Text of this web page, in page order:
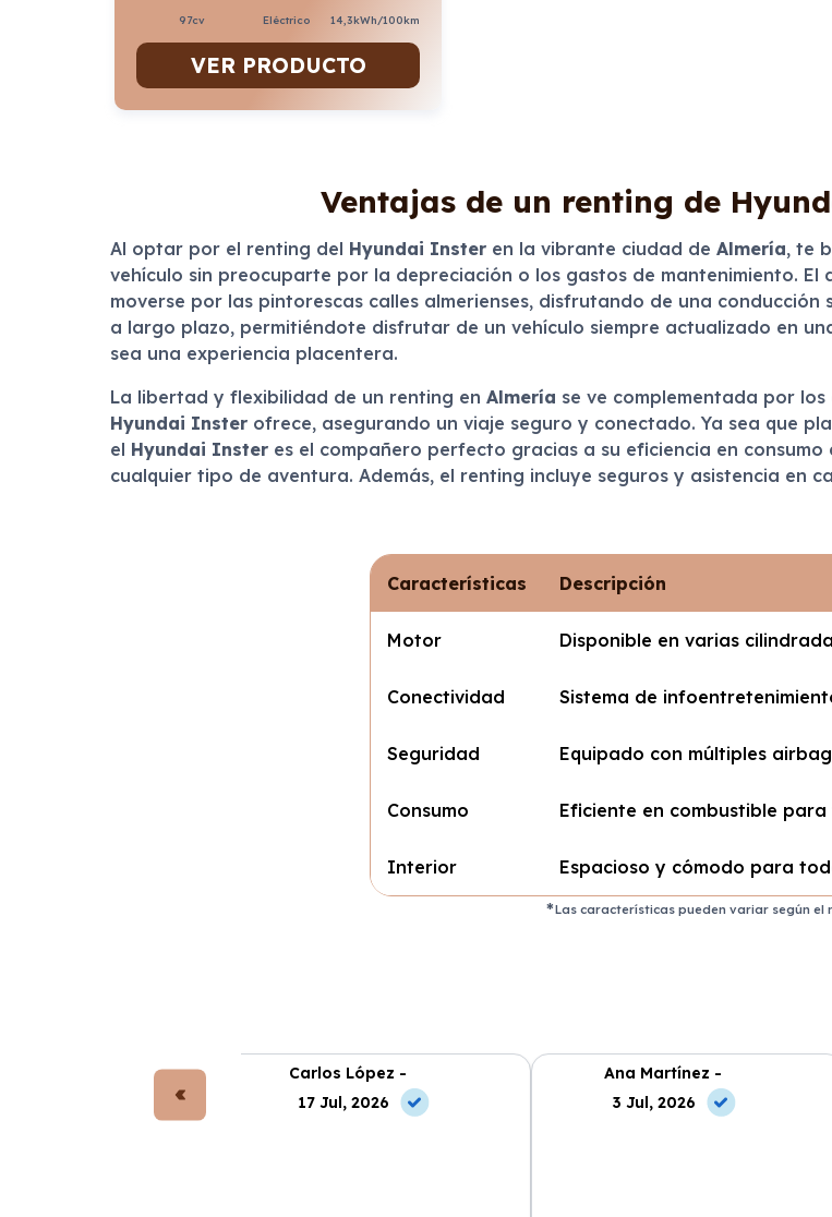
97cv Eléctrico 14,3kWh/100km
VER PRODUCTO
Ventajas de un renting de
Al optar por el renting del Hyundai Insteren la vibrante ciudad de Almería, te
vehículo sin preocuparte por la depreciación o los gastos de mantenimiento. El
moverse por las pintorescas calles almerienses, disfrutando de una
a largo plazo, permitiéndote disfrutar de un vehículo siempre actualizado en
sea una experiencia placentera.
La libertad y flexibilidad de un renting en Almería se ve complementada por
Hyundai Insterofrece, asegurando un viaje seguro y conectado. Ya sea que
el Hyundai Insteres el compañero perfecto gracias a su eficiencia en
cualquier tipo de aventura. Además, el renting incluye seguros y asistencia
Características Descripción
Motor Disponible en varias
Conectividad Sistema de
Seguridad Equipado con múltiples
Consumo Eficiente en combustible
Interior Espacioso y cómodo para
Las características pueden variar según el
Carlos López -
17 Jul, 2026
Ana Martínez -
3 Jul, 2026